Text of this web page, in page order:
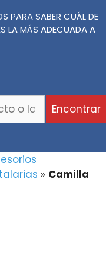
PARA SABER CUÁL DE
LA MÁS ADECUADA A
Encontrar
» Camilla